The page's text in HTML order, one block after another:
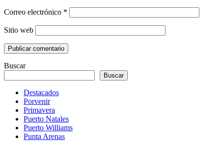
Correo electrónico *
Sitio web
Buscar
Buscar
Destacados
Porvenir
Primavera
Puerto Natales
Puerto Williams
Punta Arenas